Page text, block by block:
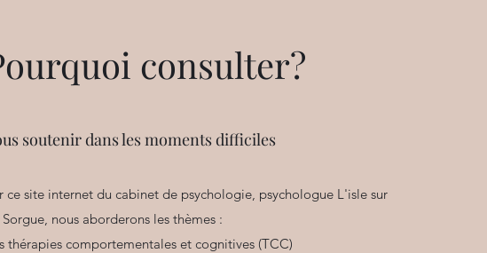
consulter?
soutenir dans les moments difficiles
ce site internet du cabinet de psychologie, psychologue L'isle sur
Sorgue, nous aborderons les thèmes :
thérapies comportementales et cognitives (TCC)